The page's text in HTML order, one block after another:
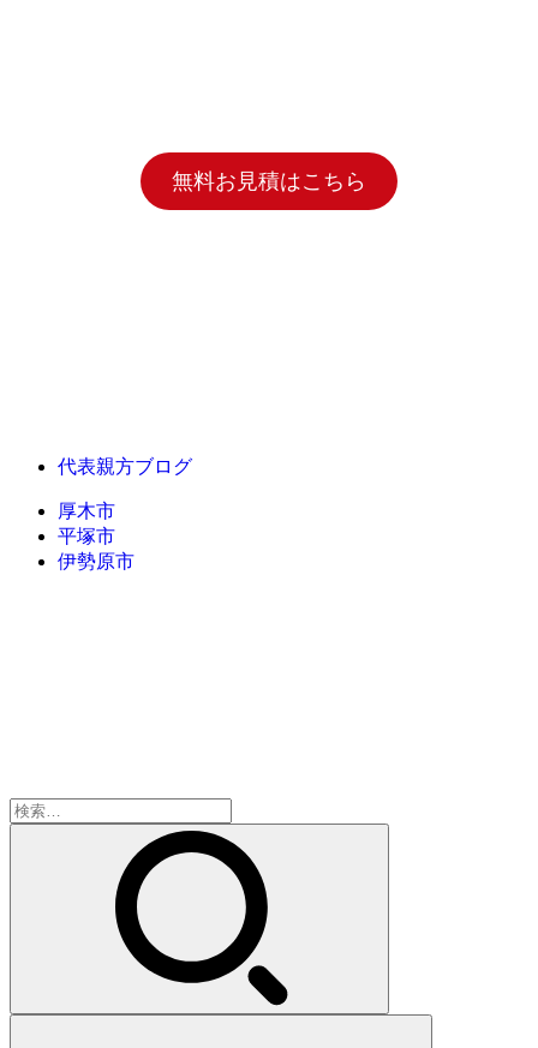
無料お見積はこちら
代表親方ブログ
厚木市
平塚市
伊勢原市
検
索: